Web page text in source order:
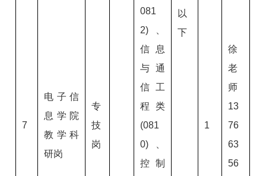
以
下
7
电子信
息学院
教学科
研岗
专
技
岗
081
2)、
信息
与通
信工
程类
(081
0)、
控制
1
徐
老
师
13
76
63
56